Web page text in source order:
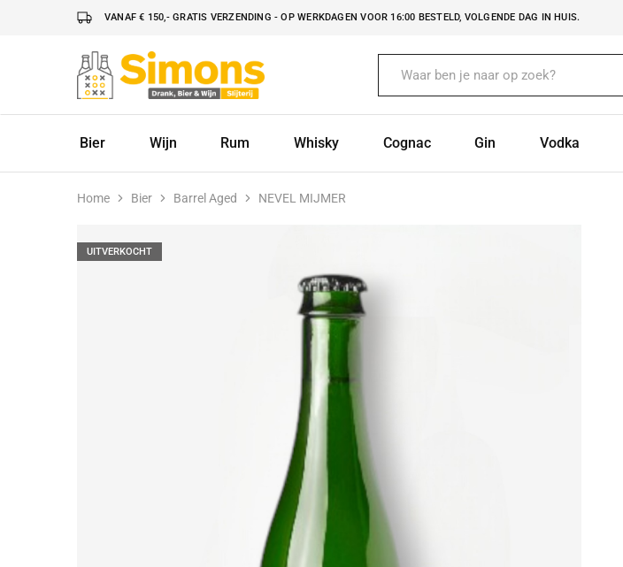
VANAF € 150,- GRATIS VERZENDING - OP WERKDAGEN VOOR 16:00 BESTELD, VOLGENDE DAG IN HUIS.
Simonsdrank.nl
Drank,
Bier
Bier
Wijn Rum Whisky Cognac Gin Vodka
Home Bier Barrel Aged NEVEL MIJMER
UITVERKOCHT